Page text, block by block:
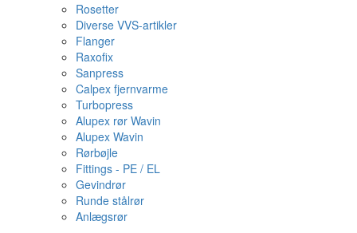
Rosetter
Diverse VVS-artikler
Flanger
Raxofix
Sanpress
Calpex fjernvarme
Turbopress
Alupex rør Wavin
Alupex Wavin
Rørbøjle
Fittings - PE / EL
Gevindrør
Runde stålrør
Anlægsrør